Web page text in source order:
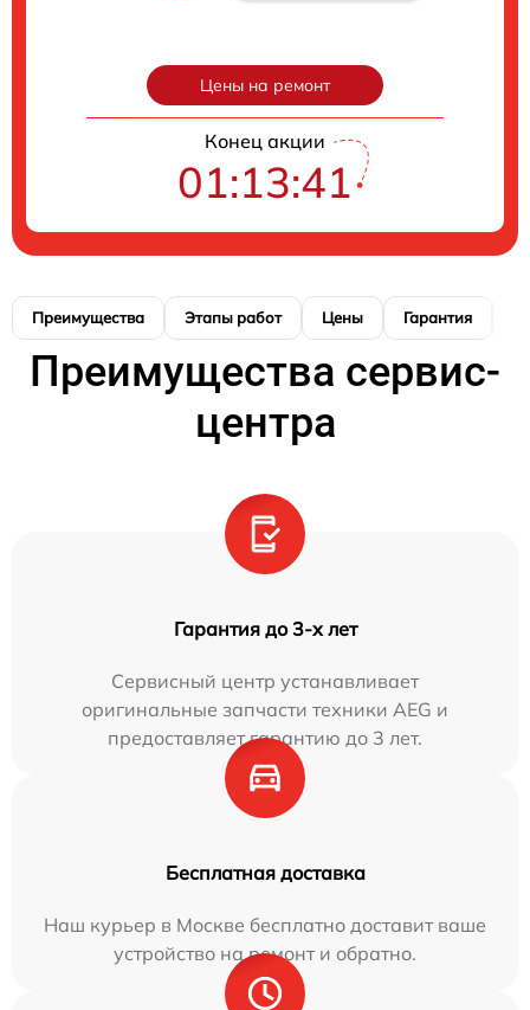
Цены на ремонт
Конец акции
01:13:40
Преимущества Этапы работ Цены Гарантия
Преимущества сервис-
центра
Гарантия до 3-х лет
Сервисный центр устанавливает
оригинальные запчасти техники AEG и
предоставляет гарантию до 3 лет.
Бесплатная доставка
Наш курьер в Москве бесплатно доставит ваше
устройство на ремонт и обратно.